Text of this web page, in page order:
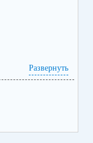
Развернуть